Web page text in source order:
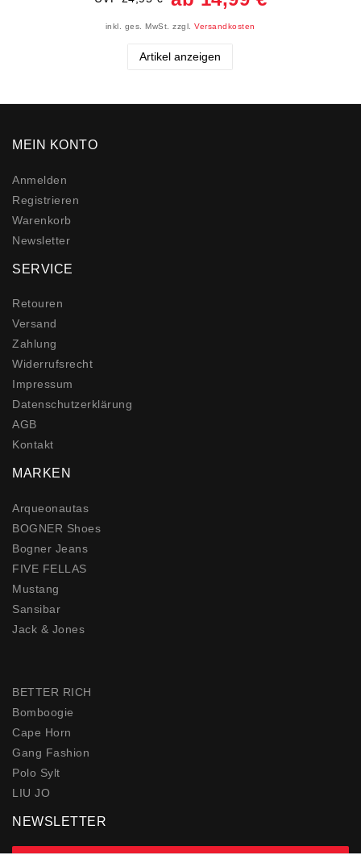
inkl. ges. MwSt. zzgl.Versandkosten
Artikel anzeigen
MEIN KONTO
Anmelden
Registrieren
Warenkorb
Newsletter
SERVICE
Retouren
Versand
Zahlung
Widerrufs­recht
Impressum
Daten­schutz­erklärung
AGB
Kontakt
MARKEN
Arqueonautas
BOGNER Shoes
Bogner Jeans
FIVE FELLAS
Mustang
Sansibar
Jack & Jones
BETTER RICH
Bomboogie
Cape Horn
Gang Fashion
Polo Sylt
LIU JO
NEWSLETTER